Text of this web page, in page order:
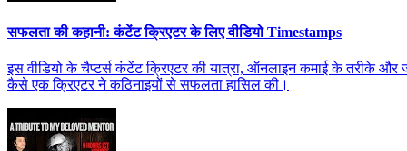
सफलता की कहानी: कंटेंट क्रिएटर के लिए वीडियो Timestamps
इस वीडियो के चैप्टर्स कंटेंट क्रिएटर की यात्रा, ऑनलाइन कमाई के तरीके
कैसे एक क्रिएटर ने कठिनाइयों से सफलता हासिल की।